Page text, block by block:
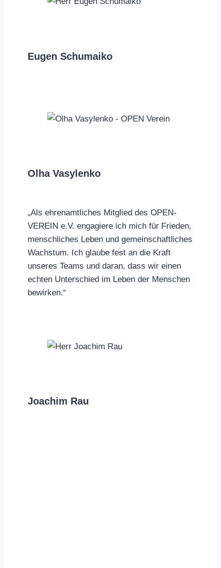
Eugen Schumaiko
Olha Vasylenko
„Als ehrenamtliches Mitglied des OPEN-
VEREIN e.V. engagiere ich mich für Frieden,
menschliches Leben und gemeinschaftliches
Wachstum. Ich glaube fest an die Kraft
unseres Teams und daran, dass wir einen
echten Unterschied im Leben der Menschen
bewirken.“
Joachim Rau